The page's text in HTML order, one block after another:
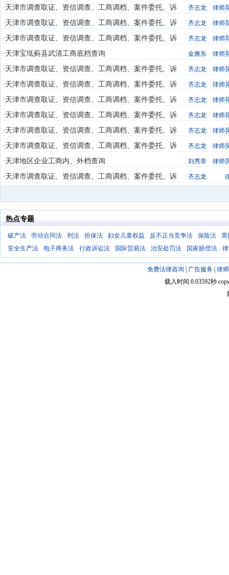
讼执行
·天津市调查取证、资信调查、工商调档、案件委托、诉
讼执行
齐志龙 律师
·天津市调查取证、资信调查、工商调档、案件委托、诉
讼执行
齐志龙 律师
·天津市调查取证、资信调查、工商调档、案件委托、诉
讼执行
齐志龙 律师
·天津宝坻蓟县武清工商底档查询 金雅东 律师
·天津市调查取证、资信调查、工商调档、案件委托、诉
讼执行
齐志龙 律师
·天津市调查取证、资信调查、工商调档、案件委托、诉
讼执行
齐志龙 律师
·天津市调查取证、资信调查、工商调档、案件委托、诉
讼执行
齐志龙 律师
·天津市调查取证、资信调查、工商调档、案件委托、诉
讼执行
齐志龙 律师
·天津市调查取证、资信调查、工商调档、案件委托、诉
讼执行
齐志龙 律师
·天津市调查取证、资信调查、工商调档、案件委托、诉
讼执行
齐志龙 律师
·天津地区企业工商内、外档查询 刘秀章 律师
·天津市调查取证、资信调查、工商调档、案件委托、诉
齐志龙
热点专题
破产法 劳动合同法 刑法 担保法 妇女儿童权益 反不正当竞争法 保险法
票
安全生产法
电子商务法 行政诉讼法 国际贸易法 治安处罚法 国家赔偿法
免费法律咨询 广告服务| 律
载入时间:0.03592秒